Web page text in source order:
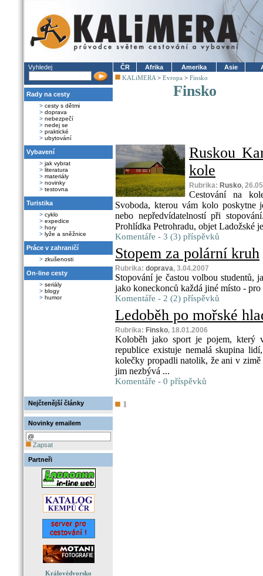
Vyhledej
Rady na cesty
> cesty s dětmi
> doprava
> nebezpečí
> nedej se
> praktické
> ubytování
Vybavení
> jak vybrat
> literatura
> materiály
> novinky
> testovna
Turistika
> cyklo
> expedice
> hory
> lyže a sněžnice
Práce v zahraničí
> zkušenosti
On-line cesty
> seriály
> blogy
> humor
Nejčtenější články
Novinky emailem
Zapsat
Partneři
Královédvorsko
ČR Afrika Amerika Asie
KALiMERA > Evropa > Finsko
Finsko
Ruskou
kole
Rubrika: Rusko,
Cestování na
Svoboda, kterou vám kolo poskytne
nebo nepředvídatelností při
Prohlídka Petrohradu, objet Ladožské
Komentáře - 3 (3) příspěvků
Stopem za polární kruh
Rubrika: doprava, 3.04.2007
Stopování je častou volbou studentů,
jako koneckonců každá jiné místo -
Komentáře - 2 (2) příspěvků
Ledoběh po mořské
Rubrika: Finsko, 18.01.2006
Koloběh jako sport je pojem, který
republice existuje nemalá skupina
kolečky propadli natolik, že ani v
jim nezbývá ...
Komentáře - 0 příspěvků
1